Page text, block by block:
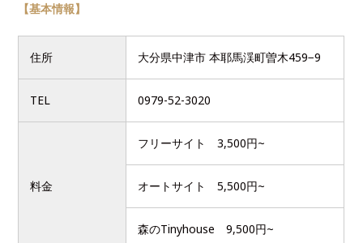
【基本情報】
住所 大分県中津市 本耶馬渓町曽木459−9
TEL 0979-52-3020
料金
フリーサイト 3,500円~
オートサイト 5,500円~
森のTinyhouse 9,500円~